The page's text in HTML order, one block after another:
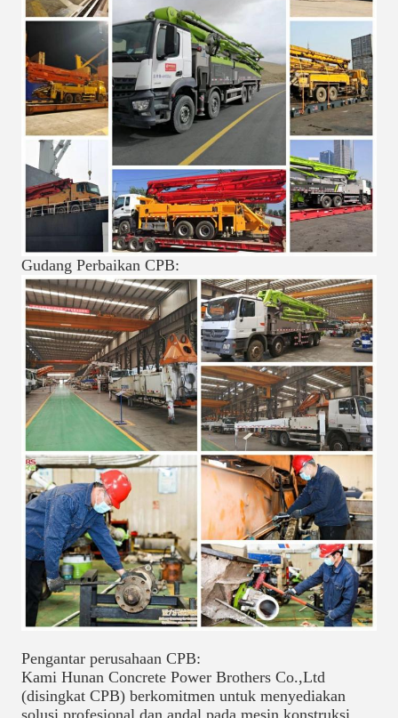
Gudang Perbaikan CPB:
Pengantar perusahaan CPB:
Kami Hunan Concrete Power Brothers Co.,Ltd
(disingkat CPB) berkomitmen untuk menyediakan